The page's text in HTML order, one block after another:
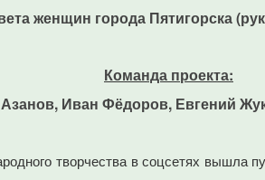
женщин города Пятигорска
Команда проекта:
Иван Фёдоров, Евгений
творчества в соцсетях вышла